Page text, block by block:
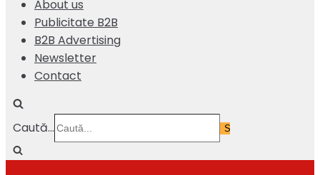
About us
Publicitate B2B
B2B Advertising
Newsletter
Contact
Caută...